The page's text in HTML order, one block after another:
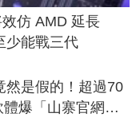
仿 AMD 延長
少能戰三代
然是假的！超過70
爆「山寨官網」